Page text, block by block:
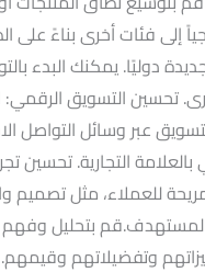
إلى فئات أخرى بناءً
دوليًا. يمكنك البدء
تحسين التسويق
عبر وسائل التواصل
بالعلامة التجارية.
للعملاء، مثل تصميم
بتحليل
وتفضيلاتهم وقيمهم.